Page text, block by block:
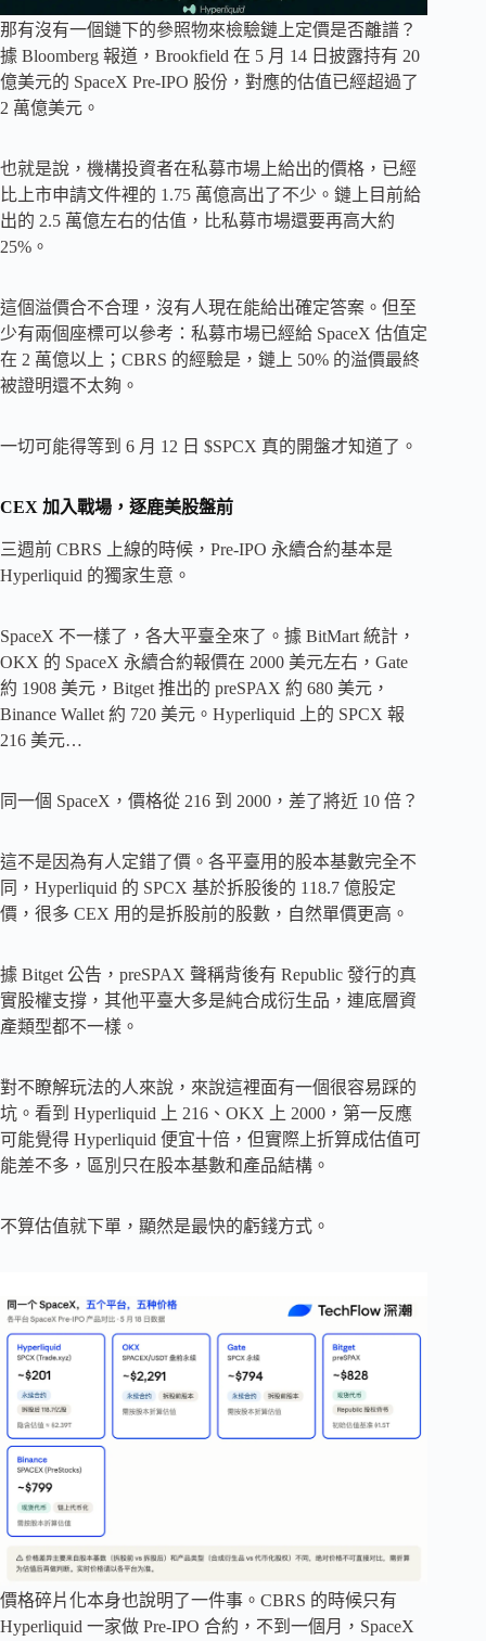
那有沒有一個鏈下的參照物來檢驗鏈上定價是否離譜？
據 Bloomberg 報道，Brookfield 在 5 月 14 日披露持有 20
億美元的 SpaceX Pre-IPO 股份，對應的估值已經超過了
2 萬億美元。
也就是說，機構投資者在私募市場上給出的價格，已經
比上市申請文件裡的 1.75 萬億高出了不少。鏈上目前給
出的 2.5 萬億左右的估值，比私募市場還要再高大約
25%。
這個溢價合不合理，沒有人現在能給出確定答案。但至
少有兩個座標可以參考：私募市場已經給 SpaceX 估值定
在 2 萬億以上；CBRS 的經驗是，鏈上 50% 的溢價最終
被證明還不太夠。
一切可能得等到 6 月 12 日 $SPCX 真的開盤才知道了。
CEX 加入戰場，逐鹿美股盤前
三週前 CBRS 上線的時候，Pre-IPO 永續合約基本是
Hyperliquid 的獨家生意。
SpaceX 不一樣了，各大平臺全來了。據 BitMart 統計，
OKX 的 SpaceX 永續合約報價在 2000 美元左右，Gate
約 1908 美元，Bitget 推出的 preSPAX 約 680 美元，
Binance Wallet 約 720 美元。Hyperliquid 上的 SPCX 報
216 美元…
同一個 SpaceX，價格從 216 到 2000，差了將近 10 倍？
這不是因為有人定錯了價。各平臺用的股本基數完全不
同，Hyperliquid 的 SPCX 基於拆股後的 118.7 億股定
價，很多 CEX 用的是拆股前的股數，自然單價更高。
據 Bitget 公告，preSPAX 聲稱背後有 Republic 發行的真
實股權支撐，其他平臺大多是純合成衍生品，連底層資
產類型都不一樣。
對不瞭解玩法的人來說，來說這裡面有一個很容易踩的
坑。看到 Hyperliquid 上 216、OKX 上 2000，第一反應
可能覺得 Hyperliquid 便宜十倍，但實際上折算成估值可
能差不多，區別只在股本基數和產品結構。
不算估值就下單，顯然是最快的虧錢方式。
價格碎片化本身也說明了一件事。CBRS 的時候只有
Hyperliquid 一家做 Pre-IPO 合約，不到一個月，SpaceX